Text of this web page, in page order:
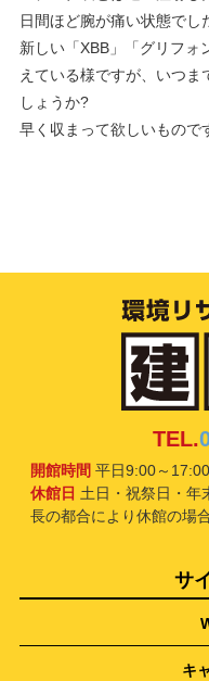
日間ほど腕が痛い状態でし
新しい「XBB」「グリフォ
えている様ですが、いつ
しょうか?
早く収まって欲しいもので
TEL.
開館時間 平日9:00～17:00
休館日 土日・祝祭日・年
長の都合により休館の場
サ
キ